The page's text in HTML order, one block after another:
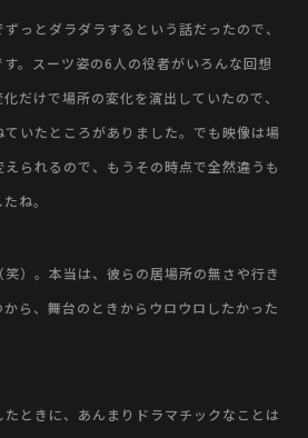
っとダラダラするという話だったので、
。スーツ姿の6人の役者がいろんな回想
だけで場所の変化を演出していたので、
いたところがありました。でも映像は場
られるので、もうその時点で全然違うも
ね。
）。本当は、彼らの居場所の無さや行き
ら、舞台のときからウロウロしたかった
ときに、あんまりドラマチックなことは